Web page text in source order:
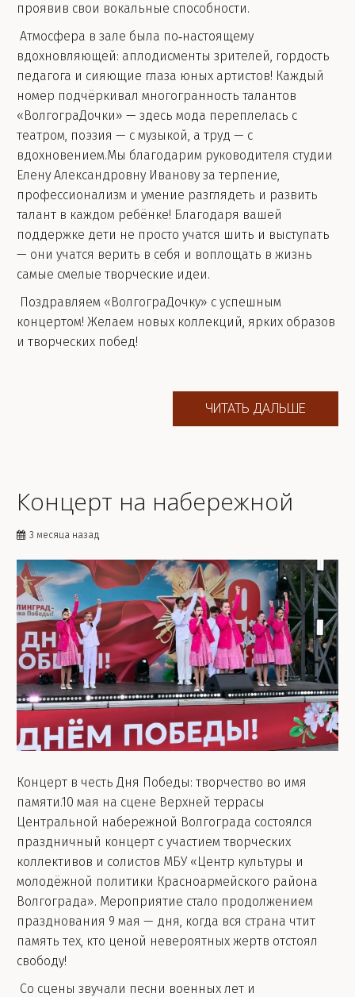
проявив свои вокальные способности.
Атмосфера в зале была по‑настоящему
вдохновляющей: аплодисменты зрителей, гордость
педагога и сияющие глаза юных артистов! Каждый
номер подчёркивал многогранность талантов
«ВолгограДочки» — здесь мода переплелась с
театром, поэзия — с музыкой, а труд — с
вдохновением.Мы благодарим руководителя студии
Елену Александровну Иванову за терпение,
профессионализм и умение разглядеть и развить
талант в каждом ребёнке! Благодаря вашей
поддержке дети не просто учатся шить и выступать
— они учатся верить в себя и воплощать в жизнь
самые смелые творческие идеи.
Поздравляем «ВолгограДочку» с успешным
концертом! Желаем новых коллекций, ярких образов
и творческих побед!
ЧИТАТЬ ДАЛЬШЕ
Концерт на набережной
3 месяца назад
Концерт в честь Дня Победы: творчество во имя
памяти.10 мая на сцене Верхней террасы
Центральной набережной Волгограда состоялся
праздничный концерт с участием творческих
коллективов и солистов МБУ «Центр культуры и
молодёжной политики Красноармейского района
Волгограда». Мероприятие стало продолжением
празднования 9 мая — дня, когда вся страна чтит
память тех, кто ценой невероятных жертв отстоял
свободу!
Со сцены звучали песни военных лет и